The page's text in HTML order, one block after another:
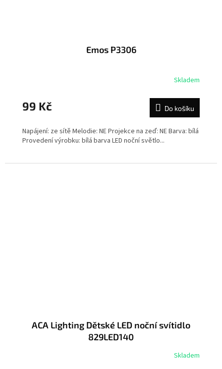
Emos P3306
Skladem
99 Kč Do košíku
Napájení: ze sítě Melodie: NE Projekce na zeď: NE Barva: bílá
Provedení výrobku: bílá barva LED noční světlo...
ACA Lighting Dětské LED noční svítidlo
829LED140
Skladem